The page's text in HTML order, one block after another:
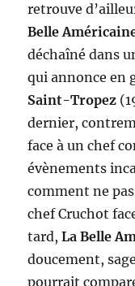
retrouve
Belle
déchaîné dans
qui annonce en
Saint-Tropez
dernier,
face à un chef
évènements
comment ne
chef Cruchot
tard,La Belle
doucement,
pourrait